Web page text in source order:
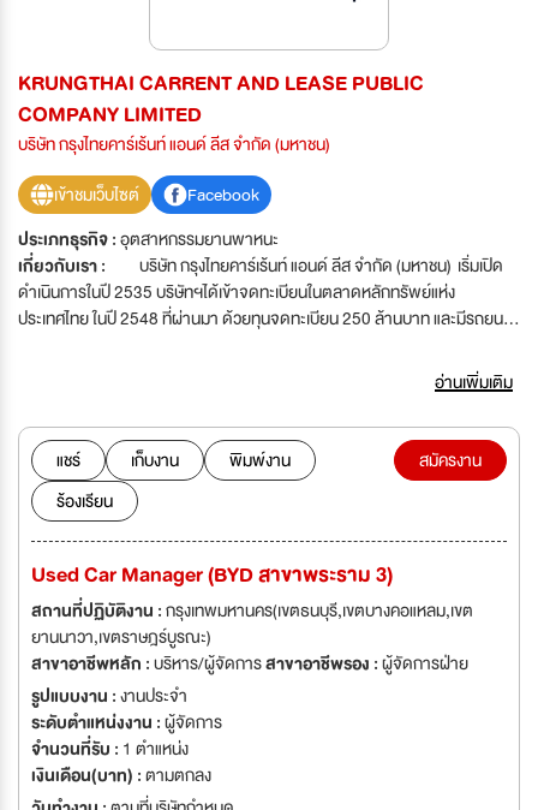
KRUNGTHAI CARRENT AND LEASE PUBLIC
COMPANY LIMITED
บริษัท กรุงไทยคาร์เร้นท์ แอนด์ ลีส จำกัด (มหาชน)
เข้าชมเว็บไซต์
Facebook
ประเภทธุรกิจ :อุตสาหกรรมยานพาหนะ
เกี่ยวกับเรา :
บริษัท กรุงไทยคาร์เร้นท์ แอนด์ ลีส จำกัด (มหาชน) เริ่มเปิด
ดำเนินการในปี 2535 บริษัทฯได้เข้าจดทะเบียนในตลาดหลักทรัพย์แห่ง
ประเทศไทย ในปี 2548 ที่ผ่านมา ด้วยทุนจดทะเบียน 250 ล้านบาท และมีรถยนต์
ระยะสั้นและระยะยาว ให้แก่ลูกค้าองค์กรที่เป็นภาครัฐและบริษัทเอกชน รวมถึง
และยึดมั่นในการสร้างความพึงพอใจสูงสุดแก่ลูกค้า การทำงานแบบพันธมิตร
และเน้นผลเป็นเลิศในการทำงานกับคู่ค้าทุก ๆ ราย รวมถึงการปรับปรุงระบบงาน
เพื่อให้เกิดการพัฒนางานบริการที่ดียิ่งขึ้น พร้อมพลังกลุ่มธุรกิจยานยนต์ครบ
วงจรที่แข่งแกร่ง KCAR Group ประกอบด้วย ธุรกิจรถเช่าระยะสั้น - ระยะยาว
โชว์รูมและศูนย์บริการมาตรฐาน (อาทิ โตโยต้า, นิสสัน, มิตซูบิชิ, และรถนำเข้า)
พรีเมี่ยม, พื้นที่เช่าสำหรับตลาดรถมือสอง, ธุรกิจนายหน้าประกันวินาศภัย
เป็นต้น) KCAR Group ประกอบด้วย 1. บริษัท กรุงไทยคาร์เร้นท์ แอนด์ ลีส
จำกัด (มหาชน) (Kcar) 2. บริษัท กรุงไทย ออโตโมบิล จำกัด (Toyota Sure) 3.
บริษัท สยามนิสสัน กรุงไทย จำกัด 4. บริษัท โตโยต้า กรุงไทย จำกัด 5. บริษัท
คาร์ลอฟท์ ออโต้ อิมพอร์ต จำกัด 6. บริษัท มิตซูบิชิ อิมเพรสชั่น จำกัด 7. บริษัท
อีลิท ซุปเปอร์คาร์ จำกัด 8. บริษัท เบสท์บาย อินชัวร์ โบรคเกอร์ จำกัด 9. บริษัท
แอสเซ้นด์ ออโต้ พาร์ท จำกัด 10. บริษัท ฮัมมิ่ง คาร์ สตูดิโอ จำกัด 11. บริษัท
เมโทรโมบิล จำกัด KCAR Group มีแผนขยายธุรกิจอย่างต่อเนื่องจึงต้องการทีม
งานที่มีศักยภาพ เพื่อเข้าร่วมงาน เพื่อพัฒนาและเติบโตไปกับองค์กรอย่างมั่นคง
อ่านเพิ่มเติม
แชร์ เก็บงาน
พิมพ์งาน
ร้องเรียน
สมัครงาน
Used Car Manager (BYD สาขาพระราม 3)
สถานที่ปฏิบัติงาน :กรุงเทพมหานคร(เขตธนบุรี,เขตบางคอแหลม,เขต
ยานนาวา,เขตราษฎร์บูรณะ)
สาขาอาชีพหลัก :บริหาร/ผู้จัดการสาขาอาชีพรอง :ผู้จัดการฝ่าย
รูปแบบงาน :งานประจำ
ระดับตำแหน่งงาน :ผู้จัดการ
จำนวนที่รับ : 1 ตำแหน่ง
เงินเดือน(บาท) :ตามตกลง